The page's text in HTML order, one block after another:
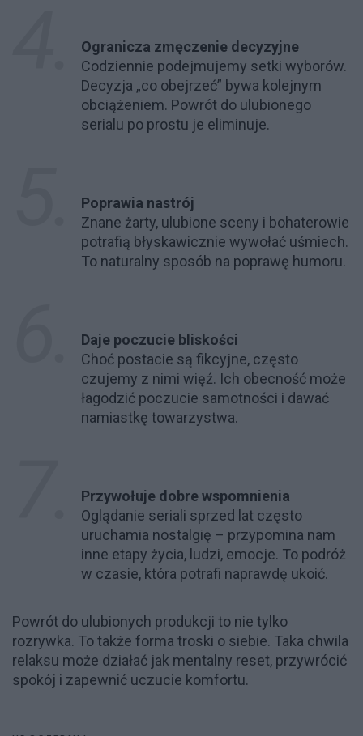
Ogranicza zmęczenie decyzyjne
Codziennie podejmujemy setki wyborów.
Decyzja „co obejrzeć” bywa kolejnym
obciążeniem. Powrót do ulubionego
serialu po prostu je eliminuje.
Poprawia nastrój
Znane żarty, ulubione sceny i bohaterowie
potrafią błyskawicznie wywołać uśmiech.
To naturalny sposób na poprawę humoru.
Daje poczucie bliskości
Choć postacie są fikcyjne, często
czujemy z nimi więź. Ich obecność może
łagodzić poczucie samotności i dawać
namiastkę towarzystwa.
Przywołuje dobre wspomnienia
Oglądanie seriali sprzed lat często
uruchamia nostalgię – przypomina nam
inne etapy życia, ludzi, emocje. To podróż
w czasie, która potrafi naprawdę ukoić.
Powrót do ulubionych produkcji to nie tylko
rozrywka. To także forma troski o siebie. Taka chwila
relaksu może działać jak mentalny reset, przywrócić
spokój i zapewnić uczucie komfortu.